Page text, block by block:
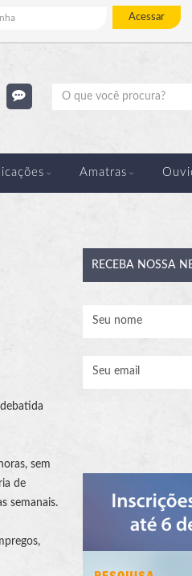
Acessar
Pesquisar
Amatras
sem
de
semanais.
RECEBA NOSSA